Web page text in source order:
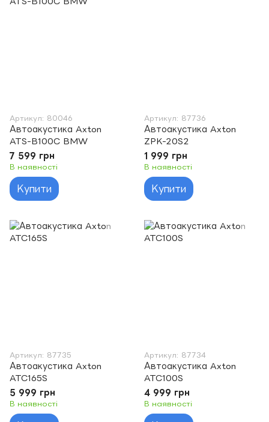
Артикул: 80046
Автоакустика Axton
ATS-B100C BMW
7 599 грн
В наявності
Купити
Артикул: 87736
Автоакустика Axton
ZPK-20S2
1 999 грн
В наявності
Купити
Артикул: 87735
Автоакустика Axton
ATC165S
5 999 грн
В наявності
Артикул: 87734
Автоакустика Axton
ATC100S
4 999 грн
В наявності